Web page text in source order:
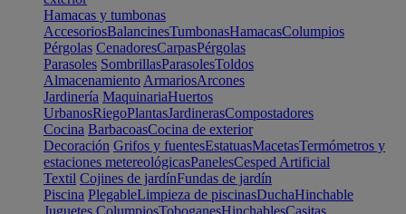
Hamacas y tumbonas
AccesoriosBalancinesTumbonasHamacasColumpios
Pérgolas CenadoresCarpasPérgolas
Parasoles SombrillasParasolesToldos
Almacenamiento ArmariosArcones
Jardinería MaquinariaHuertos
UrbanosRiegoPlantasJardinerasCompostadores
Cocina BarbacoasCocina de exterior
Decoración Grifos y fuentesEstatuasMacetasTermómetros y
estaciones metereológicasPanelesCesped Artificial
Textil Cojines de jardínFundas de jardín
Piscina PlegableLimpieza de piscinasDuchaHinchable
Juguetes ColumpiosToboganesHinchablesCasitas